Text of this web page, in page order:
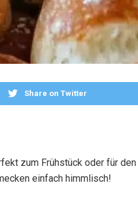
Share on Twitter
zum Frühstück oder für
einfach himmlisch!